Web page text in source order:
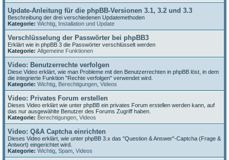
Update-Anleitung für die phpBB-Versionen 3.1, 3.2 und 3.3
Beschreibung der drei verschiedenen Updatemethoden
Kategorie: Wichtig Installation und Update
Verschlüsselung der Passwörter bei phpBB3
Erklärt wie in phpBB 3 die Passwörter verschlüsselt werden
Kategorie: Allgemeine Funktionen
Video: Benutzerrechte verfolgen
Diese Video erklärt, wie man Probleme mit den Benutzerrechten in phpBB löst, in dem
die integrierte Funktion "Rechte verfolgen" verwendet wird.
Kategorie: Wichtig Berechtigungen Videos
Video: Privates Forum erstellen
Dieses Video erklärt wie unter phpBB ein privates Forum erstellen werden kann, auf
das nur ausgewählte Benutzer des Forums Zugriff haben.
Kategorie: Berechtigungen Videos
Video: Q&A Captcha einrichten
Dieses Video erklärt, wie unter phpBB 3.x das "Question & Answer"-Captcha (Frage &
Antwort) eingerichtet wird.
Kategorie: Wichtig Spam Videos